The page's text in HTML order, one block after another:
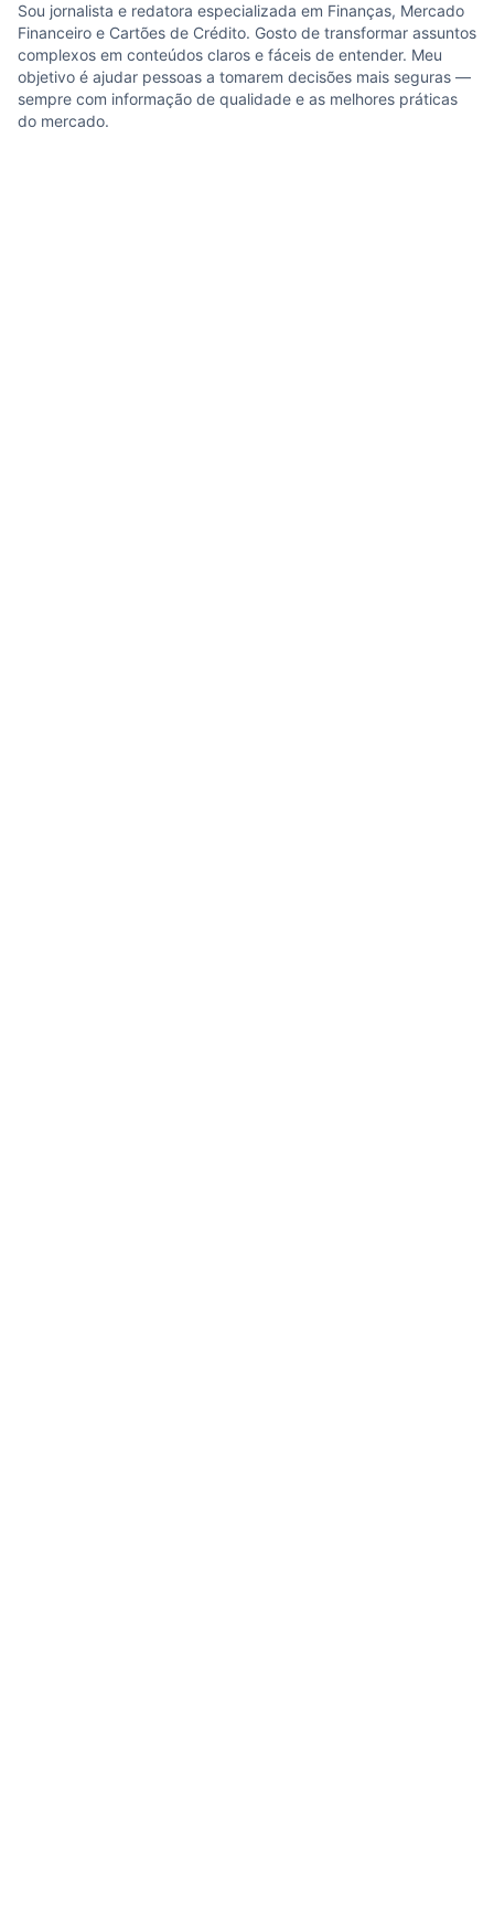
Sou jornalista e redatora especializada em Finanças, Mercado
Financeiro e Cartões de Crédito. Gosto de transformar assuntos
complexos em conteúdos claros e fáceis de entender. Meu
objetivo é ajudar pessoas a tomarem decisões mais seguras —
sempre com informação de qualidade e as melhores práticas
do mercado.